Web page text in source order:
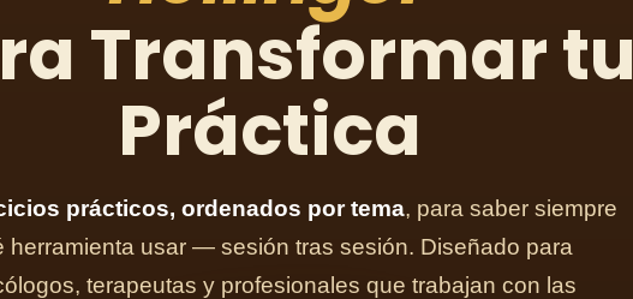
Transformar tu
Práctica
prácticos, ordenados por tema, para saber siempre
herramienta usar — sesión tras sesión. Diseñado para
terapeutas y profesionales que trabajan con las